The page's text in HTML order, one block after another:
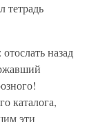
тетрадь
назад
каталога,
эти